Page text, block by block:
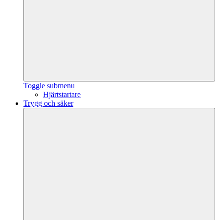
Toggle submenu
Hjärtstartare
Trygg och säker